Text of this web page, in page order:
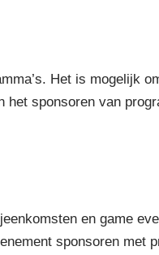
Het is mogelijk
het sponsoren van
en game
sponsoren met